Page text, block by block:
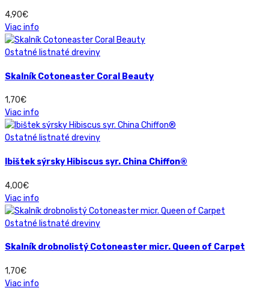
4,90€
Viac info
Ostatné listnaté dreviny
Skalník Cotoneaster Coral Beauty
1,70€
Viac info
Ostatné listnaté dreviny
Ibištek sýrsky Hibiscus syr. China Chiffon®
4,00€
Viac info
Ostatné listnaté dreviny
Skalník drobnolistý Cotoneaster micr. Queen of Carpet
1,70€
Viac info